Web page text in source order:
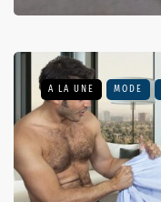
A LA UNE MODE